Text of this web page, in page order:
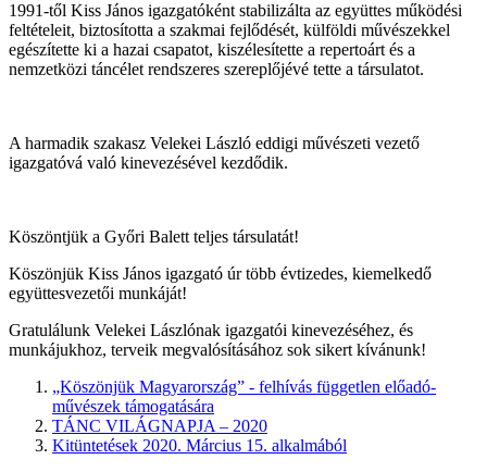
1991-től Kiss János igazgatóként stabilizálta az együttes működési
feltételeit, biztosította a szakmai fejlődését, külföldi művészekkel
egészítette ki a hazai csapatot, kiszélesítette a repertoárt és a
nemzetközi táncélet rendszeres szereplőjévé tette a társulatot.
A harmadik szakasz Velekei László eddigi művészeti vezető
igazgatóvá való kinevezésével kezdődik.
Köszöntjük a Győri Balett teljes társulatát!
Köszönjük Kiss János igazgató úr több évtizedes, kiemelkedő
együttesvezetői munkáját!
Gratulálunk Velekei Lászlónak igazgatói kinevezéséhez, és
munkájukhoz, terveik megvalósításához sok sikert kívánunk!
„Köszönjük Magyarország” - felhívás független előadó-
művészek támogatására
TÁNC VILÁGNAPJA – 2020
Kitüntetések 2020. Március 15. alkalmából